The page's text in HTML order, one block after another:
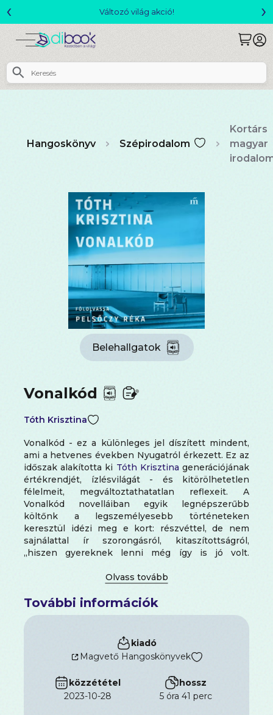
Csomagajánlatok- Akár 25% kedvezménnyel!
‹ ›
Hangoskönyv Szépirodalom
Kortárs
magyar
Belehallgatok
Vonalkód
Tóth Krisztina
Vonalkód - ez a különleges jel díszített mindent,
ami a hetvenes években Nyugatról érkezett. Ez az
időszak alakította ki Tóth Krisztina generációjának
értékrendjét, ízlésvilágát - és kitörölhetetlen
félelmeit, megváltoztathatatlan reflexeit. A
Vonalkód novelláiban egyik legnépszerűbb
költőnk a legszemélyesebb történeteken
keresztül idézi meg e kort: részvéttel, de nem
sajnálattal ír szorongásról, kitaszítottságról,
„hiszen gyereknek lenni még így is jó volt.
Hangmérnök: Brindzik Józef Rendezte: Magos
További információk
kiadó
Magvető Hangoskönyvek
közzététel
2023-10-28
hossz
5 óra 41 perc